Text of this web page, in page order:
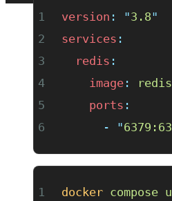
version : "3.8"
services :
  redis
:
    image
:
    ports
:
      -
"
docker compose